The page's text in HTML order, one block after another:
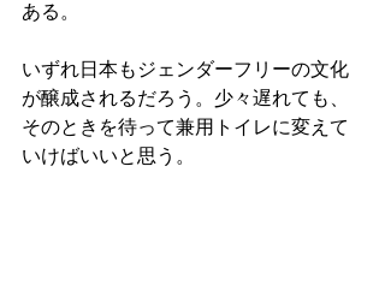
ある。
いずれ日本もジェンダーフリーの文化
が醸成されるだろう。少々遅れても、
そのときを待って兼用トイレに変えて
いけばいいと思う。